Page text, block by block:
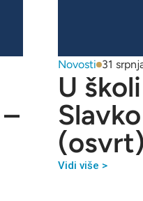
Novosti 31
U
(osvrt)
Vidi više >